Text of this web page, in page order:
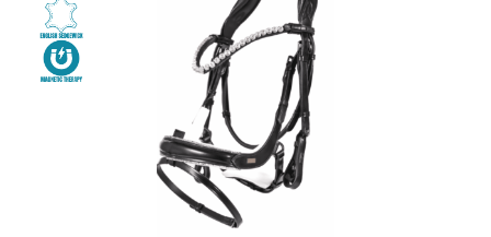
flere
varianter.
Mulighederne
kan